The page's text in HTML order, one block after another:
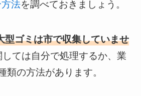
法を調べておきましょう。
型ゴミは市で収集していませ
ては自分で処理するか、業
類の方法があります。